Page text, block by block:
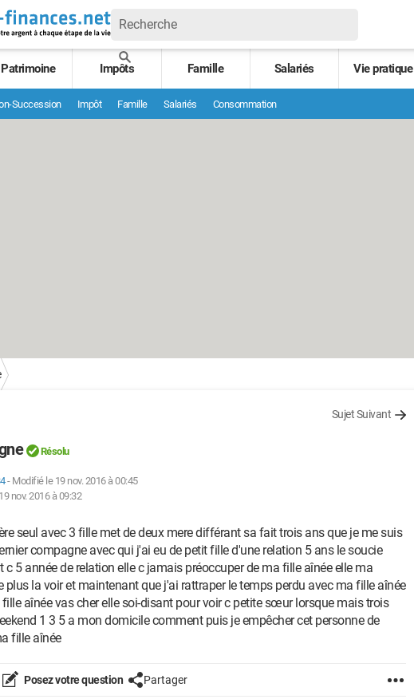
Patrimoine Impôts Famille Salariés Vie pratique
Succession Impôt Famille Salariés Consommation
Sujet Suivant
Résolu
- Modifié le 19 nov. 2016 à 00:45
19 nov. 2016 à 09:32
seul avec 3 fille met de deux mere différant sa fait trois ans que je me suis
compagne avec qui j'ai eu de petit fille d'une relation 5 ans le soucie
c 5 année de relation elle c jamais préoccuper de ma fille aînée elle ma
plus la voir et maintenant que j'ai rattraper le temps perdu avec ma fille aînée
aînée vas cher elle soi-disant pour voir c petite sœur lorsque mais trois
1 3 5 a mon domicile comment puis je empêcher cet personne de
fille aînée
Posez votre question Partager